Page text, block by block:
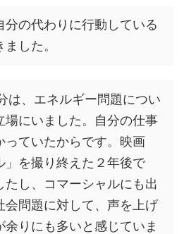
分の代わりに行動している
した。
は、エネルギー問題につい
場にいました。自分の仕事
っていたからです。映画
」を撮り終えた２年後で
し、コマーシャルにも出
会問題に対して、声を上げ
余りにも多いと感じていま